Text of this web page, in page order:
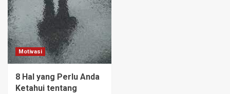
Motivasi
8 Hal yang Perlu Anda
Ketahui tentang